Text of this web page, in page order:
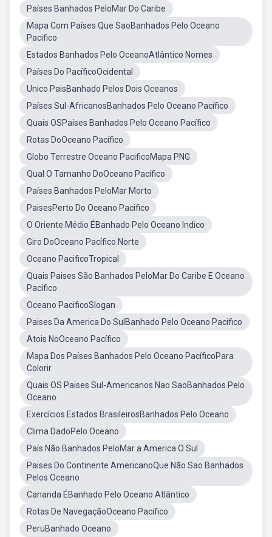
Países Banhados PeloMar Do Caribe
Mapa Com Países Que SaoBanhados Pelo Oceano
Pacifico
Estados Banhados Pelo OceanoAtlântico Nomes
Países Do PacíficoOcidental
Unico PaisBanhado Pelos Dois Oceanos
Países Sul-AfricanosBanhados Pelo Oceano Pacífico
Quais OSPaíses Banhados Pelo Oceano Pacífico
Rotas DoOceano Pacífico
Globo Terrestre Oceano PacificoMapa PNG
Qual O Tamanho DoOceano Pacífico
Países Banhados PeloMar Morto
PaisesPerto Do Oceano Pacifico
O Oriente Médio ÉBanhado Pelo Oceano Indico
Giro DoOceano Pacífico Norte
Oceano PacificoTropical
Quais Paises São Banhados PeloMar Do Caribe E Oceano
Pacífico
Oceano PacificoSlogan
Paises Da America Do SulBanhado Pelo Oceano Pacifico
Atois NoOceano Pacífico
Mapa Dos Países Banhados Pelo Oceano PacíficoPara
Colorir
Quais OS Paises Sul-Americanos Nao SaoBanhados Pelo
Oceano
Exercícios Estados BrasileirosBanhados Pelo Oceano
Clima DadoPelo Oceano
País Não Banhados PeloMar a America O Sul
Paises Do Continente AmericanoQue Não Sao Banhados
Pelos Oceano
Cananda ÉBanhado Pelo Oceano Atlântico
Rotas De NavegaçãoOceano Pacifico
PeruBanhado Oceano